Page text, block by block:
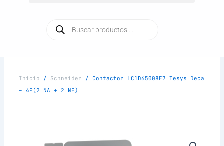
productos
Inicio / Schneider / Contactor LC1D65008E7 Tesys Deca
– 4P(2 NA + 2 NF)